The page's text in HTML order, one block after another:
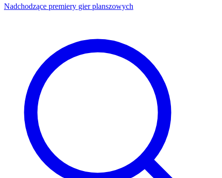
Nadchodzące premiery gier planszowych